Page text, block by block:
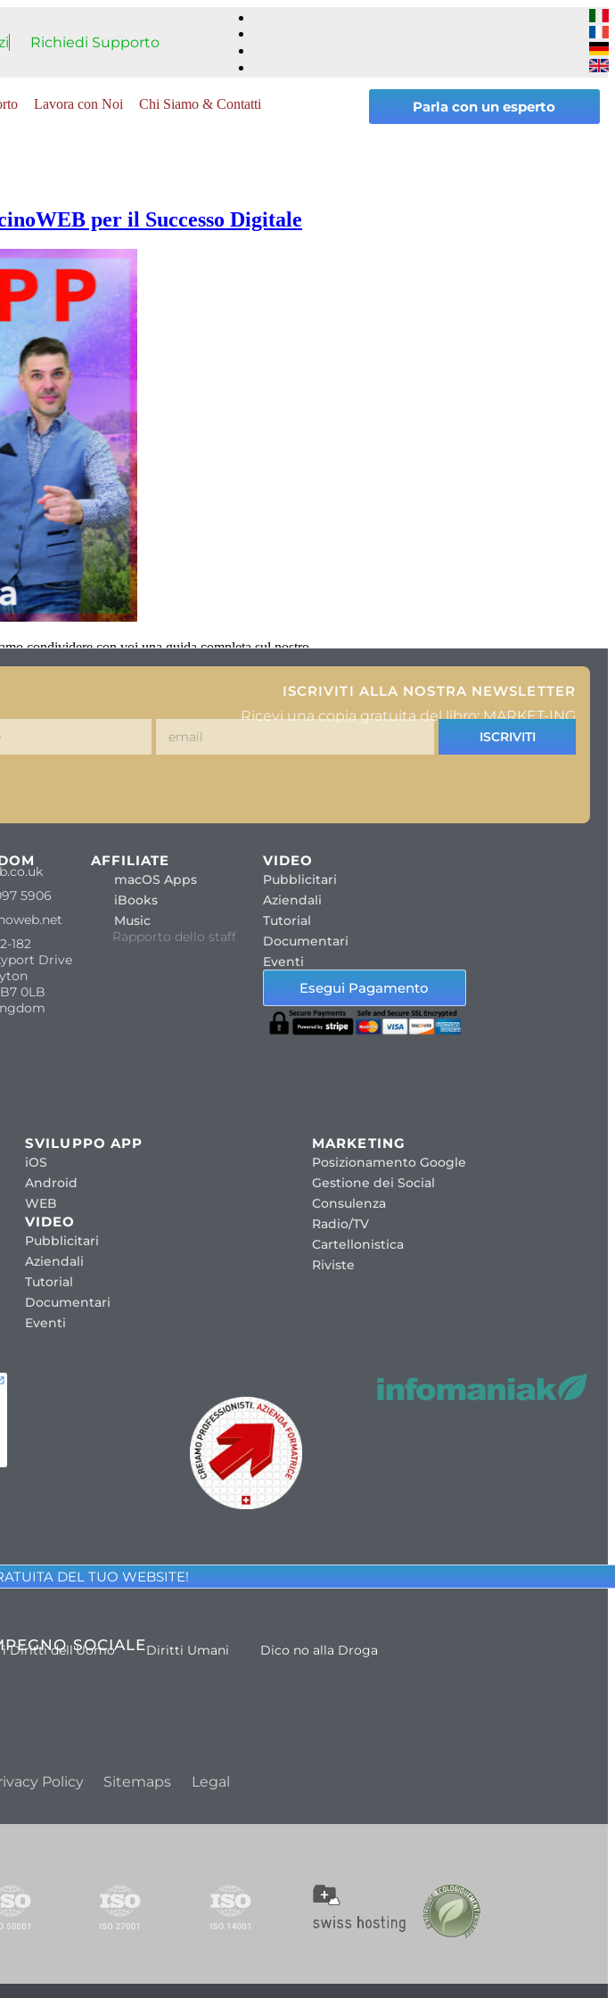
Richiedi Supporto
Lavora con Noi Chi Siamo & Contatti Parla con un esperto
per il Successo Digitale
condividere con voi una guida completa sul nostro
ISCRIVITI ALLA NOSTRA NEWSLETTER
Ricevi una copia gratuita del libro: MARKET-ING
ISCRIVITI
5906
182
Drive
0LB
AFFILIATE
macOS Apps
iBooks
Music
Rapporto dello staff
VIDEO
Pubblicitari
Aziendali
Tutorial
Documentari
Eventi
Esegui Pagamento
SVILUPPO APP
iOS
Android
WEB
VIDEO
Pubblicitari
Aziendali
Tutorial
Documentari
Eventi
MARKETING
Posizionamento Google
Gestione dei Social
Consulenza
Radio/TV
Cartellonistica
Riviste
DEL TUO WEBSITE!
SOCIALE
i Diritti dell'Uomo Diritti Umani Dico no alla Droga
Policy Sitemaps Legal